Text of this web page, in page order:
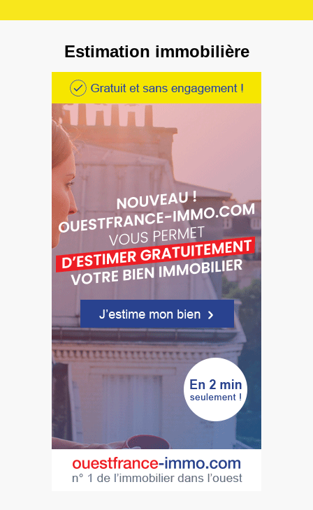
Estimation immobilière